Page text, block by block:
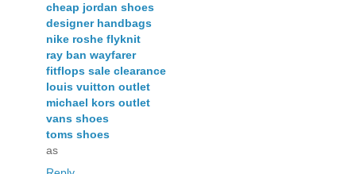
cheap jordan shoes
designer handbags
nike roshe flyknit
ray ban wayfarer
fitflops sale clearance
louis vuitton outlet
michael kors outlet
vans shoes
toms shoes
as